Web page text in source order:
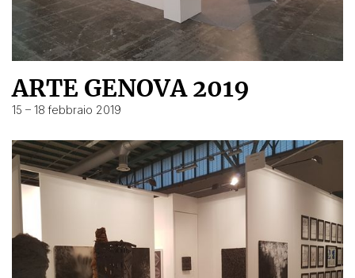
ARTE GENOVA 2019
15 – 18 febbraio 2019